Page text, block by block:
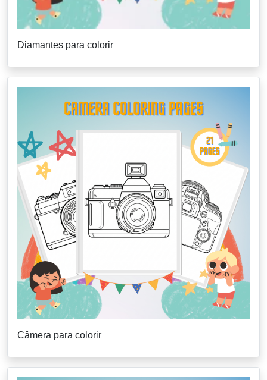
Diamantes para colorir
Câmera para colorir